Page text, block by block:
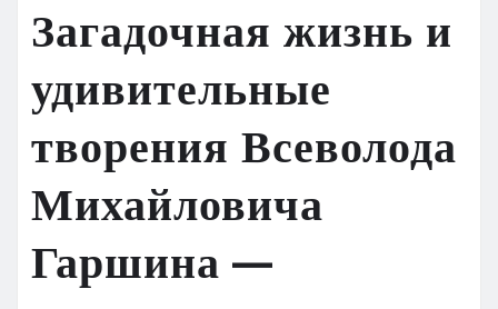
Загадочная жизнь и
удивительные
творения Всеволода
Михайловича
Гаршина —